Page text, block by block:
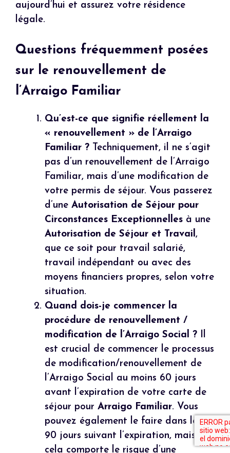
aujourd’hui et assurez votre résidence
légale.
Questions fréquemment posées
sur le renouvellement de
l’Arraigo Familiar
Qu’est-ce que signifie réellement la
« renouvellement » de l’Arraigo
Familiar ? Techniquement, il ne s’agit
pas d’un renouvellement de l’Arraigo
Familiar, mais d’une modification de
votre permis de séjour. Vous passerez
d’une Autorisation de Séjour pour
Circonstances Exceptionnelles à une
Autorisation de Séjour et Travail ,
que ce soit pour travail salarié,
travail indépendant ou avec des
moyens financiers propres, selon votre
situation.
Quand dois-je commencer la
procédure de renouvellement /
modification de l’Arraigo Social ?
est crucial de commencer le processus
de modification/renouvellement de
l’Arraigo Social au moins 60 jours
avant l’expiration de votre carte de
séjour pour Arraigo Familiar. Vous
pouvez également le faire dans les
90 jours suivant l’expiration, mais
cela comporte le risque d’une